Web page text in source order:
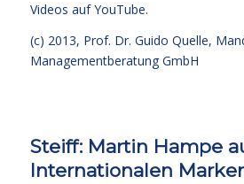
Videos auf YouTube.
(c) 2013, Prof. Dr. Guido Quelle,
Managementberatung GmbH
Steiff: Martin Hampe
Internationalen